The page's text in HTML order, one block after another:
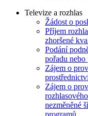
Televize a rozhlas
Žádost o
Příjem
zhoršené
Podání
pořadu nebo
Zájem o
Zájem o
nezměněné
programů